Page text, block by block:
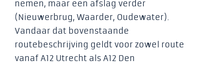
nemen, maar een afslag verder
(Nieuwerbrug, Waarder, Oudewater).
Vandaar dat bovenstaande
routebeschrijving geldt voor zowel route
vanaf A12 Utrecht als A12 Den